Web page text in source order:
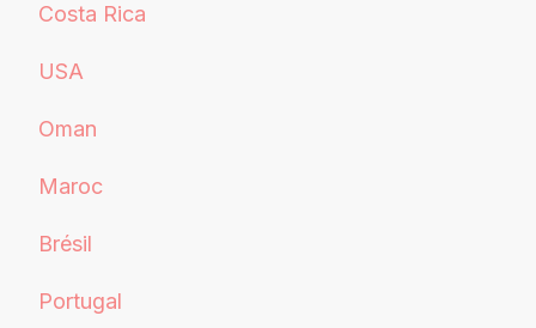
Costa Rica
USA
Oman
Maroc
Brésil
Portugal